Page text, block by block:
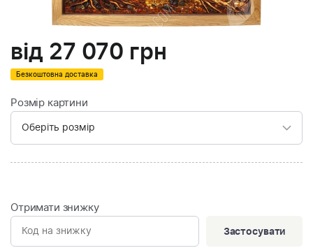
від 27 070 грн
Безкоштовна доставка
Розмір картини
Отримати знижку
Застосувати